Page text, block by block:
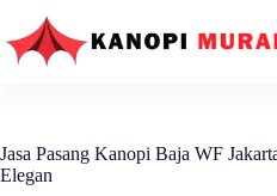
content
Jasa Pasang Kanopi Baja WF
Elegan